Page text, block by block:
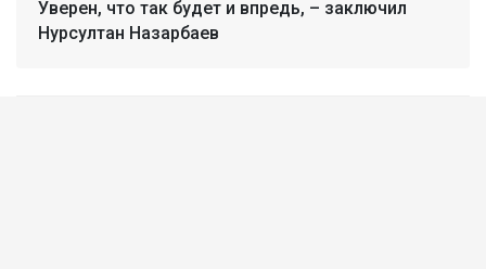
Уверен, что так будет и впредь, – заключил
Нурсултан Назарбаев